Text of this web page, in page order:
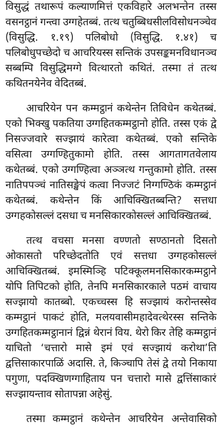
विसुद्धं तथारूपं कल्याणमित्तं एकविहारे अलभन्तेन तस्स
वसनट्ठानं गन्त्वा उग्गहेतब्बं. तत्थ चतुब्बिधसीलविसोधनञ्चेव
(विसुद्धि. १.१९) पलिबोधो (विसुद्धि. १.४१) च
पलिबोधुपच्छेदो च आचरियस्स सन्तिकं उपसङ्कमनविधानञ्च
सब्बम्पि विसुद्धिमग्गे वित्थारतो कथितं. तस्मा तं तत्थ
कथितनयेनेव वेदितब्बं.
आचरियेन पन कम्मट्ठानं कथेन्तेन तिविधेन कथेतब्बं.
एको भिक्खु पकतिया उग्गहितकम्मट्ठानो होति. तस्स एकं द्वे
निसज्जवारे सज्झायं कारेत्वा कथेतब्बं. एको सन्तिके
वसित्वा उग्गण्हितुकामो होति. तस्स आगतागतवेलाय
कथेतब्बं. एको उग्गण्हित्वा अञ्ञत्थ गन्तुकामो होति. तस्स
नातिपपञ्चं नातिसङ्खेपं कत्वा निज्जटं निग्गण्ठिकं कम्मट्ठानं
कथेतब्बं. कथेन्तेन किं आचिक्खितब्बन्ति? सत्तधा
उग्गहकोसल्लं दसधा च मनसिकारकोसल्लं आचिक्खितब्बं.
तत्थ वचसा मनसा वण्णतो सण्ठानतो दिसतो
ओकासतो परिच्छेदतोति एवं सत्तधा उग्गहकोसल्लं
आचिक्खितब्बं. इमस्मिञ्हि पटिक्कूलमनसिकारकम्मट्ठाने
योपि तिपिटको होति, तेनपि मनसिकारकाले पठमं वाचाय
सज्झायो कातब्बो. एकच्चस्स हि सज्झायं करोन्तस्सेव
कम्मट्ठानं पाकटं होति, मलयवासीमहादेवत्थेरस्स सन्तिके
उग्गहितकम्मट्ठानानं द्विन्नं थेरानं विय. थेरो किर तेहि कम्मट्ठानं
याचितो ‘चत्तारो मासे इमं एवं सज्झायं करोथा’ति
द्वत्तिसाकारपाळिं अदासि. ते, किञ्चापि तेसं द्वे तयो निकाया
पगुणा, पदक्खिणग्गाहिताय पन चत्तारो मासे द्वत्तिंसाकारं
सज्झायन्ताव सोतापन्ना अहेसुं.
तस्मा कम्मट्ठानं कथेन्तेन आचरियेन अन्तेवासिको